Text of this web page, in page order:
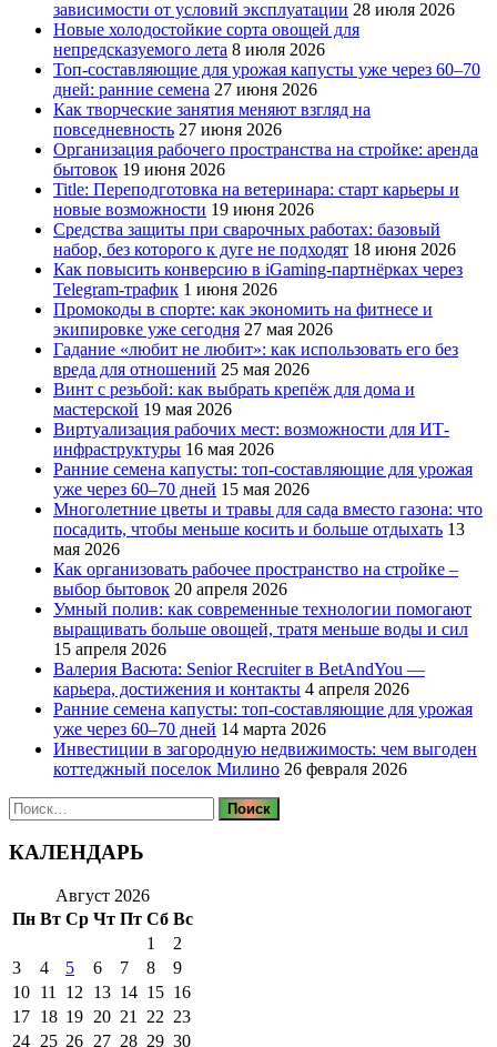
зависимости от условий эксплуатации 28 июля 2026
Новые холодостойкие сорта овощей для
непредсказуемого лета 8 июля 2026
Топ-составляющие для урожая капусты уже через 60–70
дней: ранние семена 27 июня 2026
Как творческие занятия меняют взгляд на
повседневность 27 июня 2026
Организация рабочего пространства на стройке: аренда
бытовок 19 июня 2026
Title: Переподготовка на ветеринара: старт карьеры и
новые возможности 19 июня 2026
Средства защиты при сварочных работах: базовый
набор, без которого к дуге не подходят 18 июня 2026
Как повысить конверсию в iGaming-партнёрках через
Telegram-трафик 1 июня 2026
Промокоды в спорте: как экономить на фитнесе и
экипировке уже сегодня 27 мая 2026
Гадание «любит не любит»: как использовать его без
вреда для отношений 25 мая 2026
Винт с резьбой: как выбрать крепёж для дома и
мастерской 19 мая 2026
Виртуализация рабочих мест: возможности для ИТ-
инфраструктуры 16 мая 2026
Ранние семена капусты: топ‑составляющие для урожая
уже через 60–70 дней 15 мая 2026
Многолетние цветы и травы для сада вместо газона: что
посадить, чтобы меньше косить и больше отдыхать 13
мая 2026
Как организовать рабочее пространство на стройке –
выбор бытовок 20 апреля 2026
Умный полив: как современные технологии помогают
выращивать больше овощей, тратя меньше воды и сил
15 апреля 2026
Валерия Васюта: Senior Recruiter в BetAndYou —
карьера, достижения и контакты 4 апреля 2026
Ранние семена капусты: топ‑составляющие для урожая
уже через 60–70 дней 14 марта 2026
Инвестиции в загородную недвижимость: чем выгоден
коттеджный поселок Милино 26 февраля 2026
Найти:
КАЛЕНДАРЬ
Август 2026
Пн Вт Ср Чт Пт Сб Вс
1
2
3
4 5 6 7 8
9
10 11 12 13 14 15 16
17 18 19 20 21 22 23
24 25 26 27 28 29 30